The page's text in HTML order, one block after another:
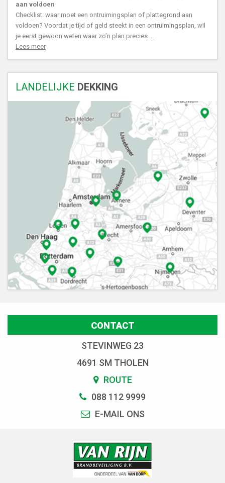
aan voldoen
Checklist: waar moet een ontruimingsplan of plattegrond aan
voldoen? Voordat je tijd of geld steekt in een ontruimingsplan, wil
je eerst gewoon weten waar zo’n plan precies ...
Lees meer
LANDELIJKE DEKKING
CONTACT
STEVINWEG 23
4691 SM THOLEN
ROUTE
088 112 9999
E-MAIL ONS